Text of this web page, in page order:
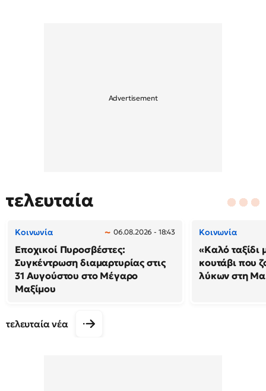
τελευταία
Κοινωνία 06.08.2026 - 18:43
Εποχικοί Πυροσβέστες:
Συγκέντρωση διαμαρτυρίας στις
31 Αυγούστου στο Μέγαρο
Μαξίμου
Κοινωνία
«Καλό ταξίδι
κουτάβι που
λύκων στη
τελευταία νέα